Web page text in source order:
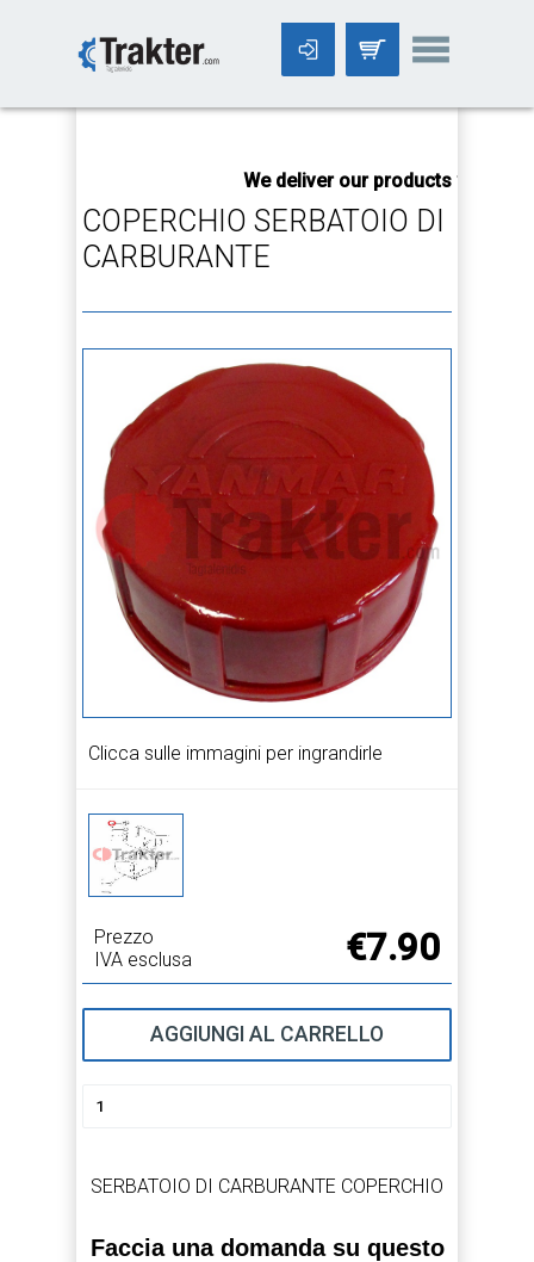
We deliver our products
COPERCHIO SERBATOIO DI
CARBURANTE
Clicca sulle immagini per ingrandirle
Prezzo
IVA esclusa
€7.90
AGGIUNGI AL CARRELLO
SERBATOIO DI CARBURANTE COPERCHIO
Faccia una domanda su questo